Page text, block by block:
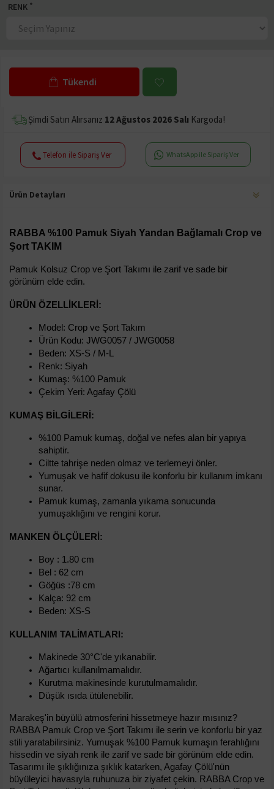
RENK
Tükendi
Şimdi Satın Alırsanız 12 Ağustos 2026 Salı Kargoda!
Telefon ile Sipariş Ver WhatsApp ile Sipariş Ver
Ürün Detayları
RABBA %100 Pamuk Siyah Yandan Bağlamalı Crop ve
Şort TAKIM
Pamuk Kolsuz Crop ve Şort Takımı ile zarif ve sade bir
görünüm elde edin.
ÜRÜN ÖZELLIKLERI:
Model: Crop ve Şort Takım
Ürün Kodu: JWG0057 / JWG0058
Beden: XS-S / M-L
Renk: Siyah
Kumaş: %100 Pamuk
Çekim Yeri: Agafay Çölü
KUMAŞ BILGILERI:
%100 Pamuk kumaş, doğal ve nefes alan bir yapıya
sahiptir.
Ciltte tahrişe neden olmaz ve terlemeyi önler.
Yumuşak ve hafif dokusu ile konforlu bir kullanım imkanı
sunar.
Pamuk kumaş, zamanla yıkama sonucunda
yumuşaklığını ve rengini korur.
MANKEN ÖLÇÜLERI:
Boy : 1.80 cm
Bel : 62 cm
Göğüs :78 cm
Kalça: 92 cm
Beden: XS-S
KULLANIM TALIMATLARI:
Makinede 30°C'de yıkanabilir.
Ağartıcı kullanılmamalıdır.
Kurutma makinesinde kurutulmamalıdır.
Düşük ısıda ütülenebilir.
Marakeş'in büyülü atmosferini hissetmeye hazır mısınız?
RABBA Pamuk Crop ve Şort Takımı ile serin ve konforlu bir yaz
stili yaratabilirsiniz. Yumuşak %100 Pamuk kumaşın ferahlığını
hissedin ve siyah renk ile zarif ve sade bir görünüm elde edin.
Tasarımı ile şıklığınıza şıklık katarken, Agafay Çölü'nün
büyüleyici havasıyla ruhunuza bir ziyafet çekin. RABBA Crop ve